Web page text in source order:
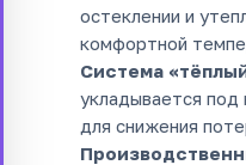
остеклении и
комфортной
Система
укладывается под
для снижения